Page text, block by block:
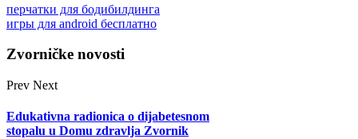
перчатки для бодибилдинга
игры для android бесплатно
Zvorničke novosti
Prev Next
Edukativna radionica o dijabetesnom
stopalu u Domu zdravlja Zvornik